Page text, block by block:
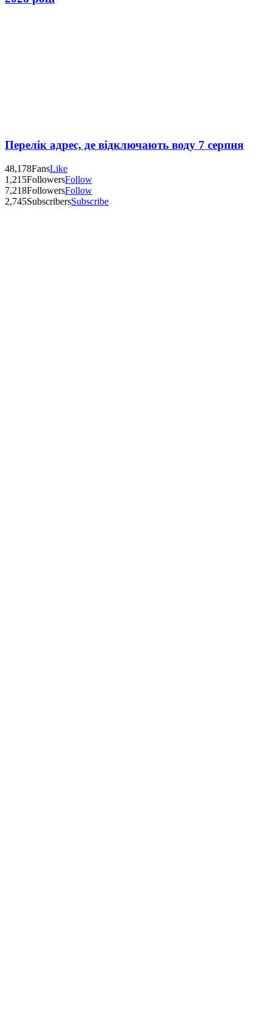
Перелік адрес, де відключають воду 7 серпня
48,178FansLike
1,215FollowersFollow
7,218FollowersFollow
2,745SubscribersSubscribe